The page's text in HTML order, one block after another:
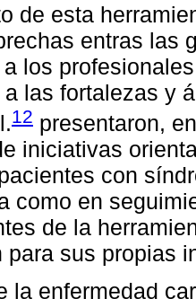
de esta
entras las
los
las fortalezas y
12 presentaron,
iniciativas
con
como en
de la
para sus propias
la enfermedad